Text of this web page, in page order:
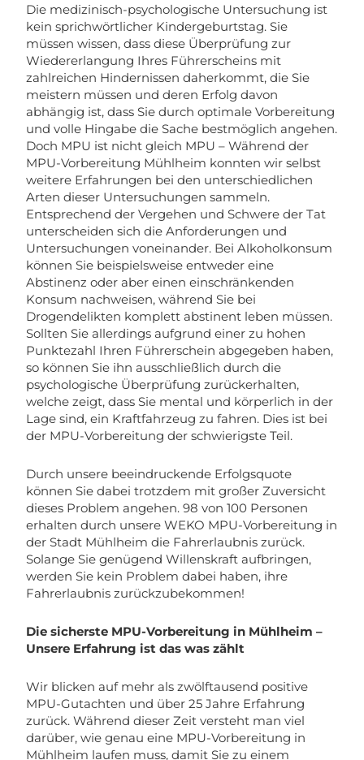
Die medizinisch-psychologische Untersuchung ist
kein sprichwörtlicher Kindergeburtstag. Sie
müssen wissen, dass diese Überprüfung zur
Wiedererlangung Ihres Führerscheins mit
zahlreichen Hindernissen daherkommt, die Sie
meistern müssen und deren Erfolg davon
abhängig ist, dass Sie durch optimale Vorbereitung
und volle Hingabe die Sache bestmöglich angehen.
Doch MPU ist nicht gleich MPU – Während der
MPU-Vorbereitung Mühlheim konnten wir selbst
weitere Erfahrungen bei den unterschiedlichen
Arten dieser Untersuchungen sammeln.
Entsprechend der Vergehen und Schwere der Tat
unterscheiden sich die Anforderungen und
Untersuchungen voneinander. Bei Alkoholkonsum
können Sie beispielsweise entweder eine
Abstinenz oder aber einen einschränkenden
Konsum nachweisen, während Sie bei
Drogendelikten komplett abstinent leben müssen.
Sollten Sie allerdings aufgrund einer zu hohen
Punktezahl Ihren Führerschein abgegeben haben,
so können Sie ihn ausschließlich durch die
psychologische Überprüfung zurückerhalten,
welche zeigt, dass Sie mental und körperlich in der
Lage sind, ein Kraftfahrzeug zu fahren. Dies ist bei
der MPU-Vorbereitung der schwierigste Teil.
Durch unsere beeindruckende Erfolgsquote
können Sie dabei trotzdem mit großer Zuversicht
dieses Problem angehen. 98 von 100 Personen
erhalten durch unsere WEKO MPU-Vorbereitung in
der Stadt Mühlheim die Fahrerlaubnis zurück.
Solange Sie genügend Willenskraft aufbringen,
werden Sie kein Problem dabei haben, ihre
Fahrerlaubnis zurückzubekommen!
Die sicherste MPU-Vorbereitung in Mühlheim –
Unsere Erfahrung ist das was zählt
Wir blicken auf mehr als zwölftausend positive
MPU-Gutachten und über 25 Jahre Erfahrung
zurück. Während dieser Zeit versteht man viel
darüber, wie genau eine MPU-Vorbereitung in
Mühlheim laufen muss, damit Sie zu einem